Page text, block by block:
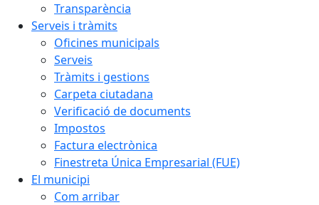
Transparència
Serveis i tràmits
Oficines municipals
Serveis
Tràmits i gestions
Carpeta ciutadana
Verificació de documents
Impostos
Factura electrònica
Finestreta Única Empresarial (FUE)
El municipi
Com arribar